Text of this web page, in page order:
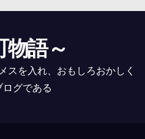
物語～
スを入れ、おもしろおかしく
グである